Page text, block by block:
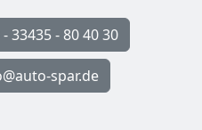
- 33435 - 80 40 30
spar.de